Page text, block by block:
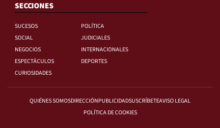
SECCIONES
SUCESOS
POLÍTICA
SOCIAL
JUDICIALES
NEGOCIOS
INTERNACIONALES
ESPECTÁCULOS
DEPORTES
CURIOSIDADES
QUIÉNES SOMOSDIRECCIÓNPUBLICIDADSUSCRÍBETEAVISO LEGAL
POLÍTICA DE COOKIES